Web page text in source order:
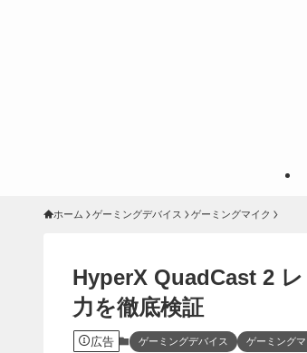
ホーム ゲーミングデバイス ゲーミングマイク
HyperX QuadCast 2
力を徹底検証
広告 ゲーミングデバイス ゲーミングマ